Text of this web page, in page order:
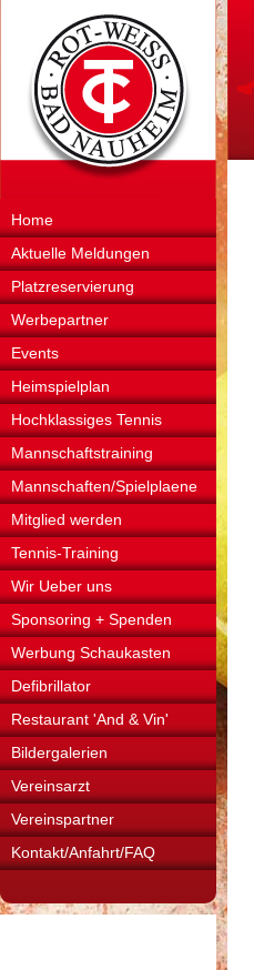
Home
Aktuelle Meldungen
Platzreservierung
Werbepartner
Events
Heimspielplan
Hochklassiges Tennis
Mannschaftstraining
Mannschaften/Spielplaene
Mitglied werden
Tennis-Training
Wir Ueber uns
Sponsoring + Spenden
Werbung Schaukasten
Defibrillator
Restaurant 'And & Vin'
Bildergalerien
Vereinsarzt
Vereinspartner
Kontakt/Anfahrt/FAQ